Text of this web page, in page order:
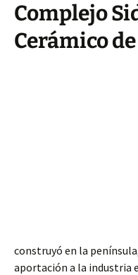
Complejo
Cerámico
construyó en la
aportación a la industria